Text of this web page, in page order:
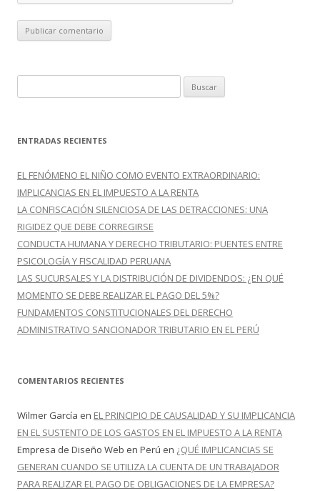
u
ENTRADAS RECIENTES
EL FENÓMENO EL NIÑO COMO EVENTO EXTRAORDINARIO:
IMPLICANCIAS EN EL IMPUESTO A LA RENTA
LA CONFISCACIÓN SILENCIOSA DE LAS DETRACCIONES: UNA
RIGIDEZ QUE DEBE CORREGIRSE
CONDUCTA HUMANA Y DERECHO TRIBUTARIO: PUENTES ENTRE
PSICOLOGÍA Y FISCALIDAD PERUANA
LAS SUCURSALES Y LA DISTRIBUCIÓN DE DIVIDENDOS: ¿EN QUÉ
MOMENTO SE DEBE REALIZAR EL PAGO DEL 5%?
FUNDAMENTOS CONSTITUCIONALES DEL DERECHO
ADMINISTRATIVO SANCIONADOR TRIBUTARIO EN EL PERÚ
COMENTARIOS RECIENTES
Wilmer García en EL PRINCIPIO DE CAUSALIDAD Y SU IMPLICANCIA
EN EL SUSTENTO DE LOS GASTOS EN EL IMPUESTO A LA RENTA
Empresa de Diseño Web en Perú en ¿QUÉ IMPLICANCIAS SE
GENERAN CUANDO SE UTILIZA LA CUENTA DE UN TRABAJADOR
PARA REALIZAR EL PAGO DE OBLIGACIONES DE LA EMPRESA?